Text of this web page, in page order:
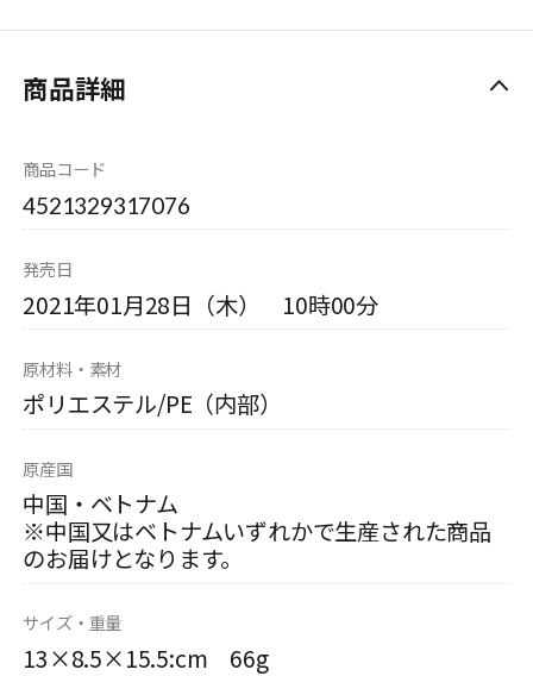
商品詳細
商品コード
4521329317076
発売日
2021年01月28日（木） 10時00分
原材料・素材
ポリエステル/PE（内部）
原産国
中国・ベトナム
※中国又はベトナムいずれかで生産された商品
のお届けとなります。
サイズ・重量
13×8.5×15.5:cm 66g